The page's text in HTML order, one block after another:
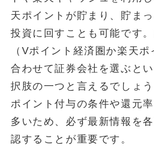
天ポイントが貯まり、貯ま
投資に回すことも可能です
（Vポイント経済圏か楽天
合わせて証券会社を選ぶと
択肢の一つと言えるでしょ
ポイント付与の条件や還元
多いため、必ず最新情報を
認することが重要です。